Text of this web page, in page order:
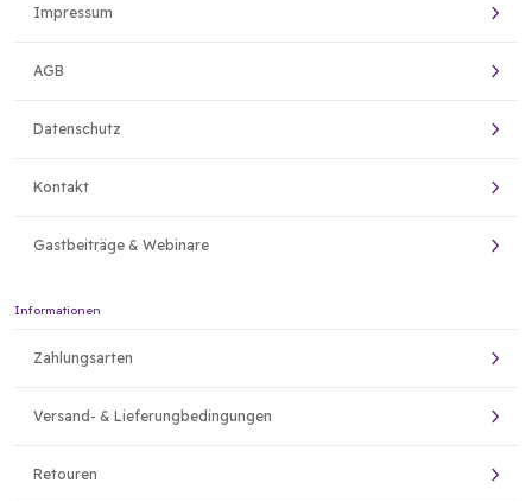
Impressum
AGB
Datenschutz
Kontakt
Gastbeiträge & Webinare
Informationen
Zahlungsarten
Versand- & Lieferungbedingungen
Retouren